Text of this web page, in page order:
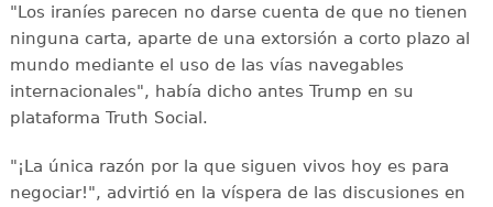
"Los iraníes parecen no darse cuenta de que no tienen
ninguna carta, aparte de una extorsión a corto plazo al
mundo mediante el uso de las vías navegables
internacionales", había dicho antes Trump en su
plataforma Truth Social.
"¡La única razón por la que siguen vivos hoy es para
negociar!", advirtió en la víspera de las discusiones en